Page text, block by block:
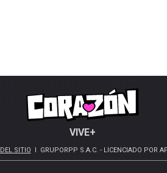
VIVE+
SITIO GRUPORPP S.A.C. - LICENCIADO POR